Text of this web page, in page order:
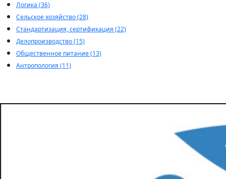
Логика (36)
Сельское хозяйство (28)
Стандартизация, сертификация (22)
Делопроизводство (15)
Общественное питание (13)
Антропология (11)